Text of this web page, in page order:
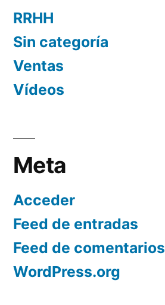
RRHH
Sin categoría
Ventas
Vídeos
Meta
Acceder
Feed de entradas
Feed de comentarios
WordPress.org